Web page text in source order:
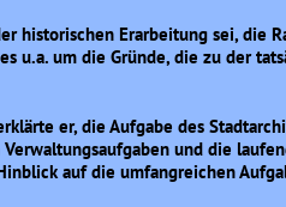
historischen Erarbeitung sei, die
u.a. um die Gründe, die zu der
er, die Aufgabe des
und die
auf die umfangreichen